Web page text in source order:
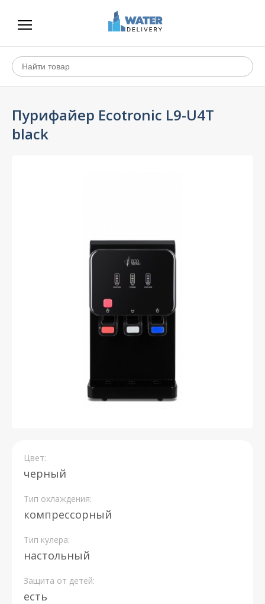
Пурифайер Ecotronic L9-U4T
black
Цвет:
черный
Тип охлаждения:
компрессорный
Тип кулера:
настольный
Защита от детей:
есть